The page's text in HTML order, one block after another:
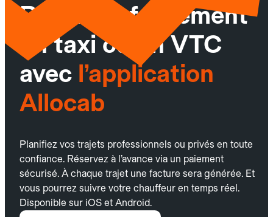
Réservez facilement
un taxi ou un VTC
avec l’application
Allocab
Planifiez vos trajets professionnels ou privés en toute
confiance. Réservez à l’avance via un paiement
sécurisé. À chaque trajet une facture sera générée. Et
vous pourrez suivre votre chauffeur en temps réel.
Disponible sur iOS et Android.